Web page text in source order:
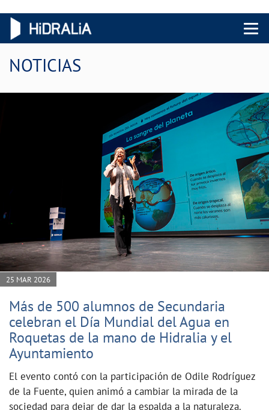
Menu
NOTICIAS
25 MAR 2026
Más de 500 alumnos de Secundaria
celebran el Día Mundial del Agua en
Roquetas de la mano de Hidralia y el
Ayuntamiento
El evento contó con la participación de Odile Rodríguez
de la Fuente, quien animó a cambiar la mirada de la
sociedad para dejar de dar la espalda a la naturaleza.